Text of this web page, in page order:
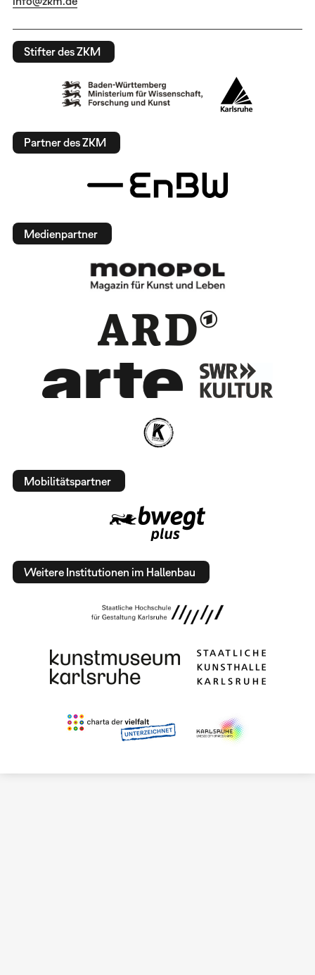
Stifter des ZKM
Partner des ZKM
Medienpartner
Mobilitätspartner
Weitere Institutionen im Hallenbau